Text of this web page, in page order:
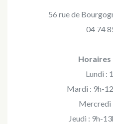
56 rue de
04 74
Horaires
Lundi :
Mardi : 9h-
Mercredi
Jeudi : 9h-